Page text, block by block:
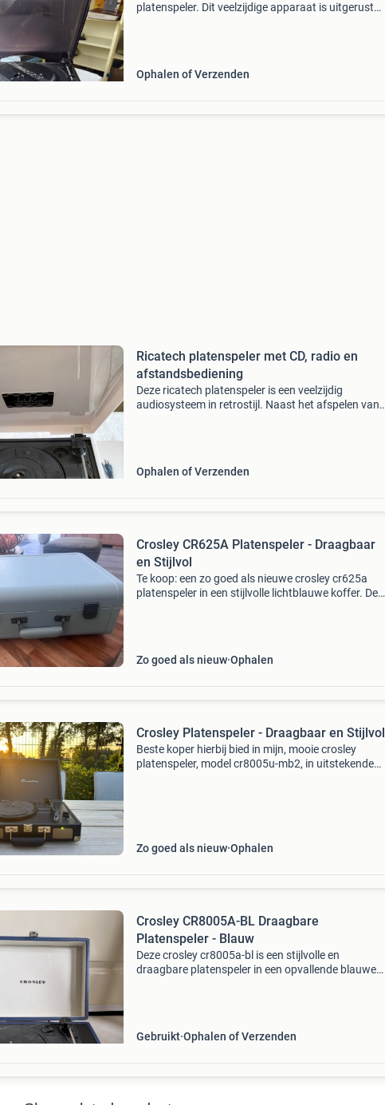
platenspeler. Dit veelzijdige apparaat is uitgerust
Ophalen of Verzenden
Ricatech platenspeler met CD, radio en
afstandsbediening
Deze ricatech platenspeler is een veelzijdig
audiosysteem in retrostijl. Naast het afspelen van
Ophalen of Verzenden
Crosley CR625A Platenspeler - Draagbaar
en Stijlvol
Te koop: een zo goed als nieuwe crosley cr625a
platenspeler in een stijlvolle lichtblauwe koffer. Deze
Zo goed als nieuw Ophalen
Crosley Platenspeler - Draagbaar en Stijlvol
Beste koper hierbij bied in mijn, mooie crosley
platenspeler, model cr8005u-mb2, in uitstekende
Zo goed als nieuw Ophalen
Crosley CR8005A-BL Draagbare
Platenspeler - Blauw
Deze crosley cr8005a-bl is een stijlvolle en
draagbare platenspeler in een opvallende blauwe
Gebruikt Ophalen of Verzenden